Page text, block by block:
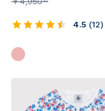
4.5 (12)